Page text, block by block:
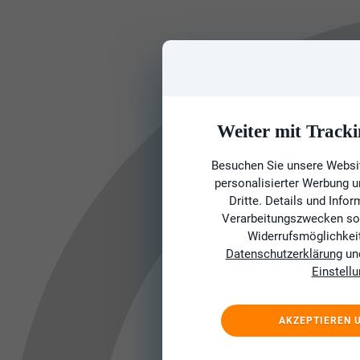
Weiter mit
Besuchen Sie unsere
personalisierter Werbung
Dritte. Details und
Verarbeitungszwecken
Datenschutzerklärung
AKZEPTIEREN